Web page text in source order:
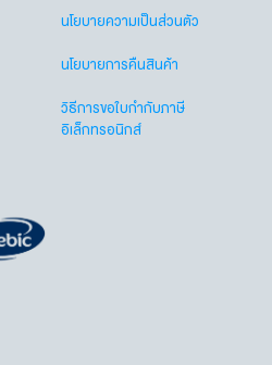
นโยบายความเป็นส่วนตัว
นโยบายการคืนสินค้า
วิธีการขอใบกำกับภาษี
อิเล็กทรอนิกส์